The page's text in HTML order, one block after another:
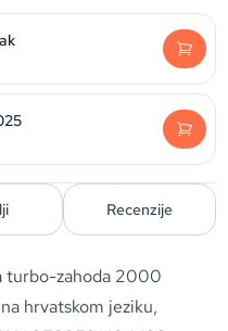
Recenzije
turbo-zahoda 2000
hrvatskom jeziku,